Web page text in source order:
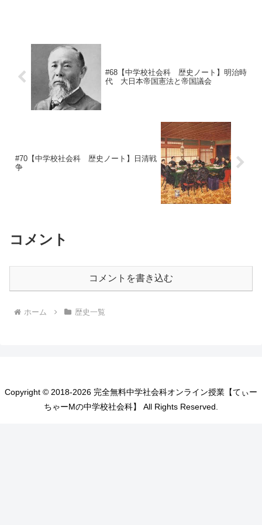
#68【中学校社会科 歴史ノート】明治時
代 大日本帝国憲法と帝国議会
#70【中学校社会科 歴史ノート】日清戦
争
コメント
コメントを書き込む
ホーム 歴史一覧
Copyright © 2018-2026 完全無料中学社会科オンライン授業【てぃー
ちゃーMの中学校社会科】 All Rights Reserved.